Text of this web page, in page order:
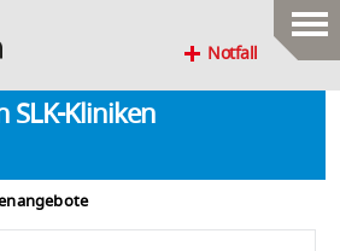
Notfall
SLK-Kliniken